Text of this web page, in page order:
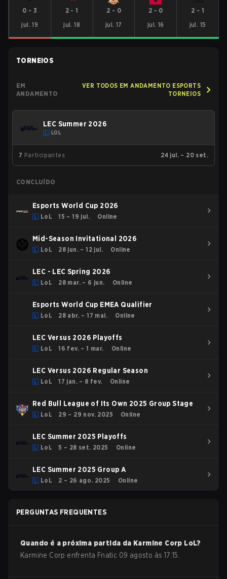
0 - 3
jul. 19
2 -1
jul. 18
2 - 0
jul. 17
2 - 0
jul. 16
2 - 1
jul. 15
TORNEIOS
EM
ANDAMENTO
VER TODOS EM ANDAMENTO ESPORTS
TORNEIOS
LEC Summer 2026
LOL
7 Participantes 24 jul. – 20 set.
CONCLUÍDO
Esports World Cup 2026
LoL 15 – 19 jul. Online
Mid-Season Invitational 2026
LoL 28 jun. – 12 jul. Online
LEC - LEC Spring 2026
LoL 28 mar. – 6 jun. Online
Esports World Cup EMEA Qualifier
LoL 28 abr. – 17 mai. Online
LEC Versus 2026 Playoffs
LoL 16 fev. – 1 mar. Online
LEC Versus 2026 Regular Season
LoL 17 jan. – 8 fev. Online
Red Bull League of Its Own 2025 Group Stage
LoL 29 – 29 nov. 2025 Online
LEC Summer 2025 Playoffs
LoL 5 – 28 set. 2025 Online
LEC Summer 2025 Group A
LoL 2 – 26 ago. 2025 Online
PERGUNTAS FREQUENTES
Quando é a próxima partida da Karmine Corp LoL?
Karmine Corp enfrenta Fnatic 09 agosto às 17:15.